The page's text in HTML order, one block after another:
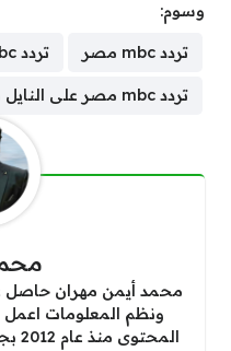
وسوم:
تردد mbc مصر تردد mbc مصر الجديد 2025
تردد mbc مصر على النايل سات
محمد أيمن مهران حاصل
ونظم المعلومات